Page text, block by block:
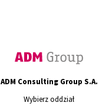
ADM Consulting Group S.A.
Wybierz oddział